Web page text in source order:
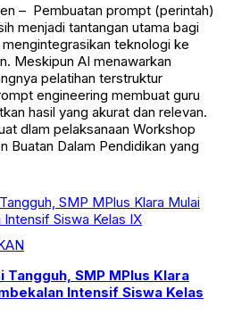
– Pembuatan prompt (perintah)
menjadi tantangan utama bagi
teknologi ke
Meskipun AI menawarkan
pelatihan terstruktur
engineering membuat guru
hasil yang akurat dan relevan.
dlam pelaksanaan Workshop
Buatan Dalam Pendidikan yang
Tangguh, SMP MPlus Klara
Intensif Siswa Kelas